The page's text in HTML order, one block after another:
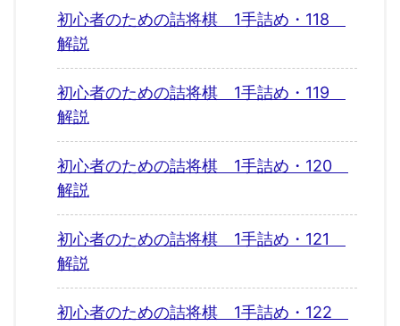
初心者のための詰将棋 1手詰め・118
解説
初心者のための詰将棋 1手詰め・119
解説
初心者のための詰将棋 1手詰め・120
解説
初心者のための詰将棋 1手詰め・121
解説
初心者のための詰将棋 1手詰め・122